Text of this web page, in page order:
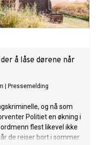
å låse dørene når
Pressemelding
og nå som
Politiet en økning i
flest likevel ikke
de reiser bort i sommer.